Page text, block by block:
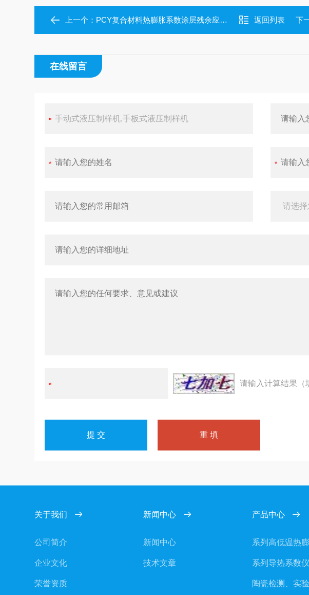
上一个： PCY复合材料热膨胀系数涂层残余应力综合测试仪 返回列表 下
在线留言
请输入计算结果（
关于我们
公司简介
企业文化
荣誉资质
新闻中心
新闻中心
技术文章
产品中心
系列高低温热
系列导热系数仪
陶瓷检测、实